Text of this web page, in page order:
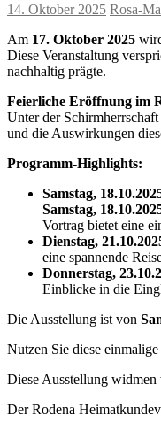
14. Oktober 2025 Rosa-
Am 17. Oktober 2025
Diese Veranstaltung
nachhaltig prägte.
Feierliche Eröffnung im
Unter der
und die Auswirkungen
Programm-Highlights:
Samstag,
Samstag,
Vortrag bietet eine
Dienstag,
eine spannende
Donnerstag,
Einblicke in die
Die Ausstellung ist von
Nutzen Sie diese
Diese Ausstellung widmen
Der Rodena